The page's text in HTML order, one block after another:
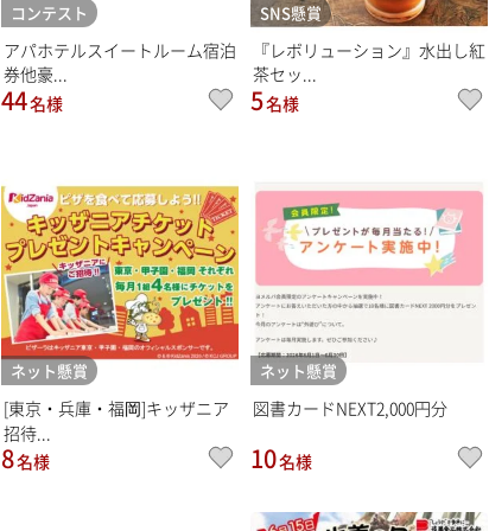
コンテスト
アパホテルスイートルーム宿泊
券他豪...
44名様
SNS懸賞
『レボリューション』水出し紅
茶セッ...
5名様
ネット懸賞
[東京・兵庫・福岡]キッザニア
招待...
8名様
ネット懸賞
図書カードNEXT2,000円分
10名様